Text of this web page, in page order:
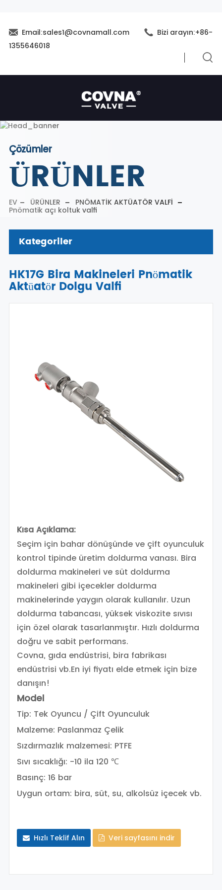
Email:sales1@covnamall.com
Bizi arayın:+86-
1355646018
Çözümler
ÜRÜNLER
EV ÜRÜNLER
PNÖMATIK AKTÜATÖR VALFI
Pnömatik açı koltuk valfi
Kategoriler
HK17G Bira Makineleri Pnömatik
Aktüatör Dolgu Valfi
Kısa Açıklama:
Seçim için bahar dönüşünde ve çift oyunculuk
kontrol tipinde üretim doldurma vanası. Bira
doldurma makineleri ve süt doldurma
makineleri gibi içecekler doldurma
makinelerinde yaygın olarak kullanılır. Uzun
doldurma tabancası, yüksek viskozite sıvısı
için özel olarak tasarlanmıştır. Hızlı doldurma
doğru ve sabit performans.
Covna, gıda endüstrisi, bira fabrikası
endüstrisi vb.En iyi fiyatı elde etmek için bize
danışın!
Model
Tip: Tek Oyuncu / Çift Oyunculuk
Malzeme: Paslanmaz Çelik
Sızdırmazlık malzemesi: PTFE
Sıvı sıcaklığı: -10 ila 120 ℃
Basınç: 16 bar
Uygun ortam: bira, süt, su, alkolsüz içecek vb.
Hızlı Teklif Alın Veri sayfasını indir